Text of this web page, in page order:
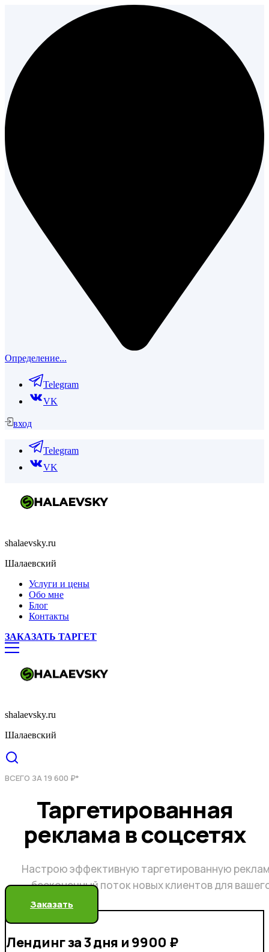
Определение...
Telegram
VK
вход
Telegram
VK
shalaevsky.ru
Шалаевский
Услуги и цены
Обо мне
Блог
Контакты
ЗАКАЗАТЬ ТАРГЕТ
shalaevsky.ru
Шалаевский
ВСЕГО ЗА 19 600 ₽*
Таргетированная
реклама в соцсетях
Настрою эффективную таргетированную
бесконечный поток новых клиентов для
Заказать
Лендинг за 3 дня и 9900 ₽